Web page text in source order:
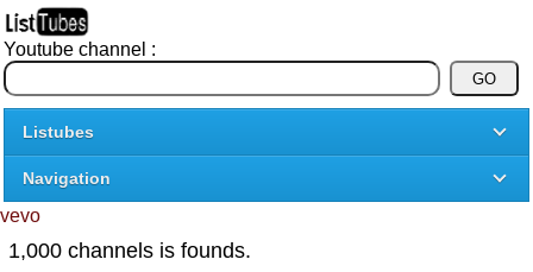
Youtube channel :
Listubes
Navigation
vevo
1,000 channels is founds.